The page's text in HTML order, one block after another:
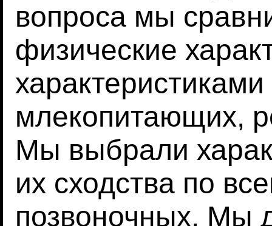
вопроса мы
физические
характеристиками
млекопитающих,
Мы выбрали
их сходства по
позвоночных. Мы